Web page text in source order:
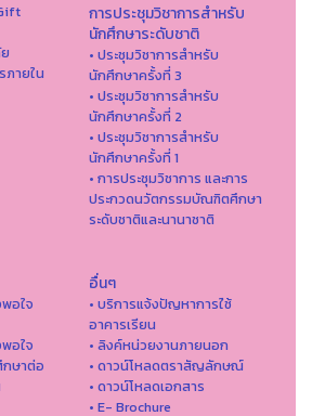
ภายใน
การประชุมวิชาการสำหรับ
นักศึกษาระดับชาติ
• ประชุมวิชาการสำหรับ
นักศึกษาครั้งที่ 3
• ประชุมวิชาการสำหรับ
นักศึกษาครั้งที่ 2
• ประชุมวิชาการสำหรับ
นักศึกษาครั้งที่ 1
• การประชุมวิชาการ และการ
ประกวดนวัตกรรมบัณฑิตศึกษา
ระดับชาติและนานาชาติ
อใจ
อใจ
ษาต่อ
อื่นๆ
• บริการแจ้งปัญหาการใ่ช้
อาคารเรียน
• ลิงค์หน่วยงานภายนอก
• ดาวน์โหลดตราสัญลักษณ์
• ดาวน์โหลดเอกสาร
• E- Brochure